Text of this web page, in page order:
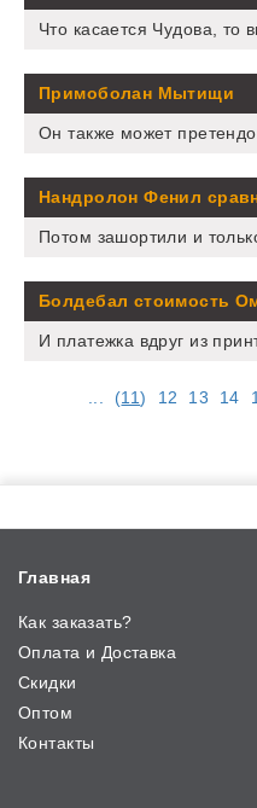
Что касается Чудова, то
Примоболан Мытищи
Он также может
Нандролон Фенил
Потом зашортили и
Болдебал стоимость
И платежка вдруг из
(11) 12 13 14
Главная
Как заказать?
Оплата и Доставка
Скидки
Оптом
Контакты